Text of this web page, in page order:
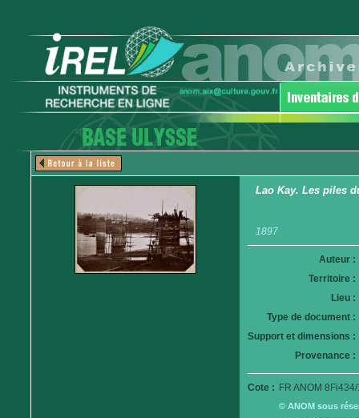
Lao Kay. Les piles
1897
Auteur :
Territoire :
Lieu :
Type de document :
Support et dimensions :
Provenance :
Cote : FR ANOM
© ANOM sous